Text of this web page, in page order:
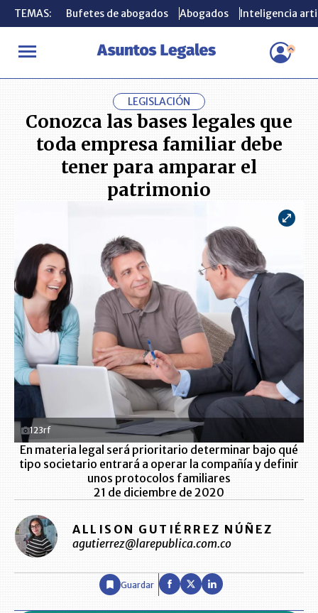
TEMAS: Bufetes de abogados Abogados Inteligencia
INICIO CONSUMIDOR Conozca las bases legales que toda
TEMAS: Bufetes de abogados Abogados Inteligencia
LEGISLACIÓN
Conozca las bases legales que
toda empresa familiar debe
tener para amparar el
patrimonio
123rf
En materia legal será prioritario determinar bajo qué
tipo societario entrará a operar la compañía y definir
unos protocolos familiares
21 de diciembre de 2020
ALLISON GUTIÉRREZ NÚÑEZ
agutierrez@larepublica.com.co
Guardar